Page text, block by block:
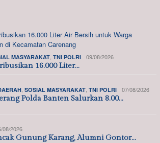
MASYARAKAT, TNI POLRI 09/08/2026
16.000 Liter…
, SOSIAL MASYARAKAT, TNI POLRI 07/08/2026
Polda Banten Salurkan 8.00…
08/2026
Gunung Karang, Alumni Gontor…